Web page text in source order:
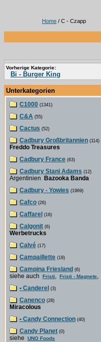
Home / C - Czapp
Vorherige Kategorie:
Bi - Burger King
Unterkategorien
C1000 (1341)
C&A (55)
Cactus (52)
Cadbury Großbritannien (114)
Freddo Treasures
Cadbury France (63)
Cadbury Stani Adams (12)
Argentinien
Bazooka Banda
Cadbury - Yowies (1969)
Cafco (26)
Caffarel (16)
Calgonit (6)
Werbetrucks
Calvé (17)
Campaillette (18)
Campina Friesland (6)
siehe auch Fristi, Fristi - Magnete,
• Canderel (3)
Canenco (28)
Miracolous
• Candy Connection (40)
Candy Planet (0)
siehe UNO Foods